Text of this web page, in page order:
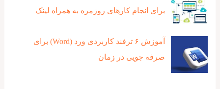
برای انجام کارهای روزمره به همراه لینک
آموزش ۶ ترفند کاربردی ورد (Word) برای
صرفه جویی در زمان